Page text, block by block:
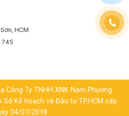
HCM
745
Công Ty TNHH XNK Nam Phương
Sở Kế hoạch và Đầu tư TP.HCM cấp
04/07/2018